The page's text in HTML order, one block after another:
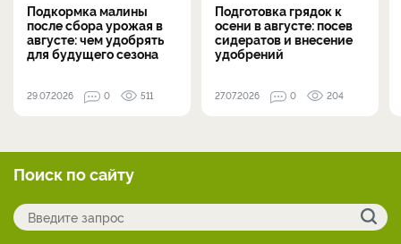
Подкормка малины
после сбора урожая в
августе: чем удобрять
для будущего сезона
29.07.2026 0 511
Подготовка грядок к
осени в августе: посев
сидератов и внесение
удобрений
27.07.2026 0 204
Поиск по сайту